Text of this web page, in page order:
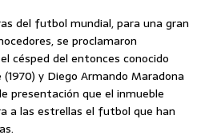
del futbol mundial, para una gran
se proclamaron
césped del entonces conocido
y Diego Armando Maradona
presentación que el inmueble
a las estrellas el futbol que han